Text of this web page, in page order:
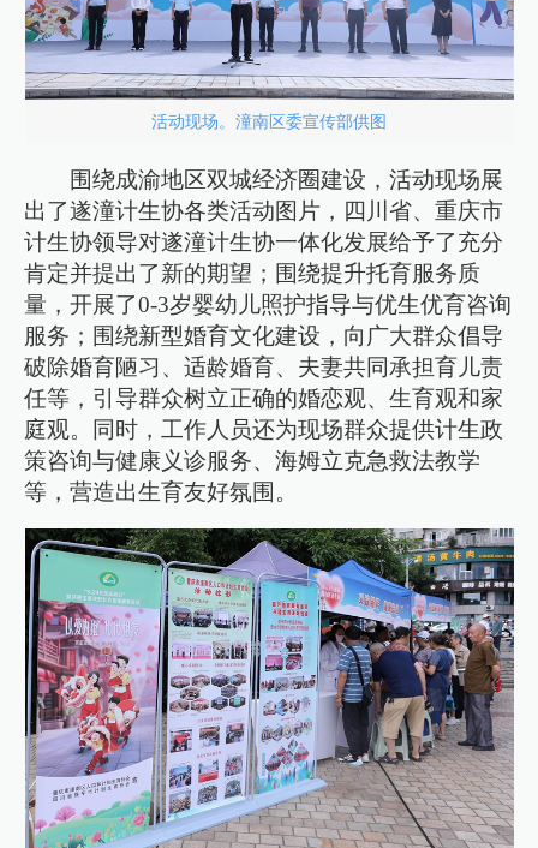
活动现场。潼南区委宣传部供图
围绕成渝地区双城经济圈建设，活动现场展
出了遂潼计生协各类活动图片，四川省、重庆市
计生协领导对遂潼计生协一体化发展给予了充分
肯定并提出了新的期望；围绕提升托育服务质
量，开展了0-3岁婴幼儿照护指导与优生优育咨询
服务；围绕新型婚育文化建设，向广大群众倡导
破除婚育陋习、适龄婚育、夫妻共同承担育儿责
任等，引导群众树立正确的婚恋观、生育观和家
庭观。同时，工作人员还为现场群众提供计生政
策咨询与健康义诊服务、海姆立克急救法教学
等，营造出生育友好氛围。